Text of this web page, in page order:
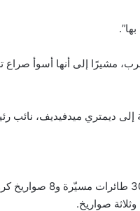
مشيرًا إلى أنها أسوأ صراع
إلى ديمتري ميدفيديف،
ذكرت القوات الجوية